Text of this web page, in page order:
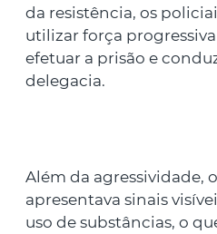
da resistência, os
utilizar força
efetuar a prisão e
delegacia.
Além da agressividade,
apresentava sinais
uso de substâncias, o